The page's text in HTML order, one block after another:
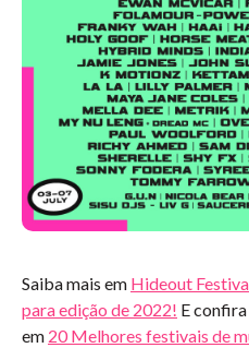
Saiba mais em Hideout
para edição de 2022! E
em 20 Melhores festivais de